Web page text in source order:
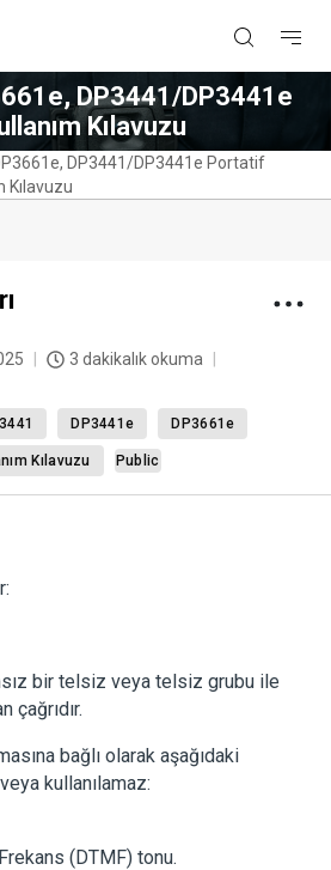
DP3441/DP3441e
Kılavuzu
DP3441/DP3441e Portatif
Kılavuzu
3 dakikalık okuma
DP3441e DP3661e
Kılavuzu Public
bir telsiz veya telsiz grubu ile
çağrıdır.
bağlı olarak aşağıdaki
kullanılamaz:
(DTMF) tonu.